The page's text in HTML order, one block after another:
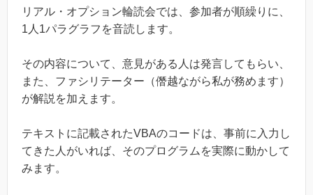
リアル・オプション輪読会では、参加者が順繰りに、
1人1パラグラフを音読します。
その内容について、意見がある人は発言してもらい、
また、ファシリテーター（僭越ながら私が務めます）
が解説を加えます。
テキストに記載されたVBAのコードは、事前に入力し
てきた人がいれば、そのプログラムを実際に動かして
みます。